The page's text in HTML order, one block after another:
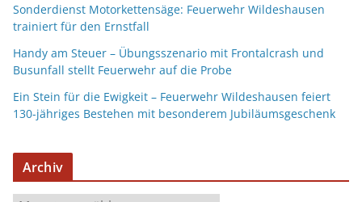
Sonderdienst Motorkettensäge: Feuerwehr Wildeshausen
trainiert für den Ernstfall
Handy am Steuer – Übungsszenario mit Frontalcrash und
Busunfall stellt Feuerwehr auf die Probe
Ein Stein für die Ewigkeit – Feuerwehr Wildeshausen feiert
130-jähriges Bestehen mit besonderem Jubiläumsgeschenk
Archiv